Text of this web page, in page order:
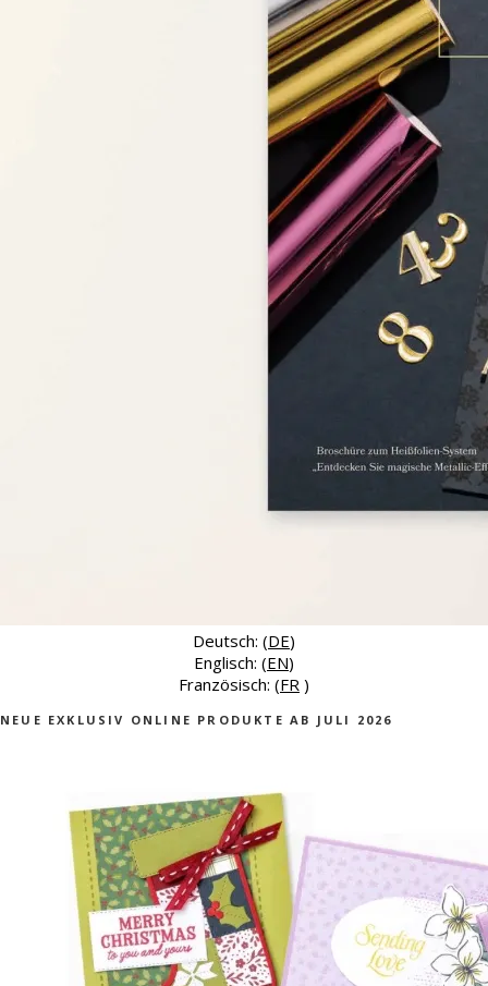
Deutsch: (DE)
Englisch: (EN)
Französisch: (FR )
NEUE EXKLUSIV ONLINE PRODUKTE AB JULI 2026